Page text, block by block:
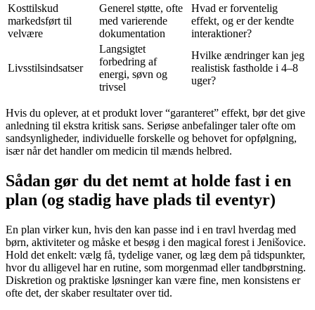
Kosttilskud
markedsført til
velvære
Generel støtte, ofte
med varierende
dokumentation
Hvad er forventelig
effekt, og er der kendte
interaktioner?
Livsstilsindsatser
Langsigtet
forbedring af
energi, søvn og
trivsel
Hvilke ændringer kan jeg
realistisk fastholde i 4–8
uger?
Hvis du oplever, at et produkt lover “garanteret” effekt, bør det give
anledning til ekstra kritisk sans. Seriøse anbefalinger taler ofte om
sandsynligheder, individuelle forskelle og behovet for opfølgning,
især når det handler om medicin til mænds helbred.
Sådan gør du det nemt at holde fast i en
plan (og stadig have plads til eventyr)
En plan virker kun, hvis den kan passe ind i en travl hverdag med
børn, aktiviteter og måske et besøg i den magical forest i Jenišovice.
Hold det enkelt: vælg få, tydelige vaner, og læg dem på tidspunkter,
hvor du alligevel har en rutine, som morgenmad eller tandbørstning.
Diskretion og praktiske løsninger kan være fine, men konsistens er
ofte det, der skaber resultater over tid.